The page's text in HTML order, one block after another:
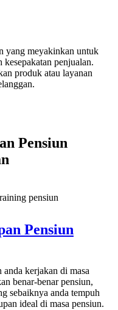
yang meyakinkan untuk
penjualan.
produk atau layanan
Pensiun
Pensiun
anda kerjakan di masa
benar-benar pensiun,
sebaiknya anda tempuh
ideal di masa pensiun.